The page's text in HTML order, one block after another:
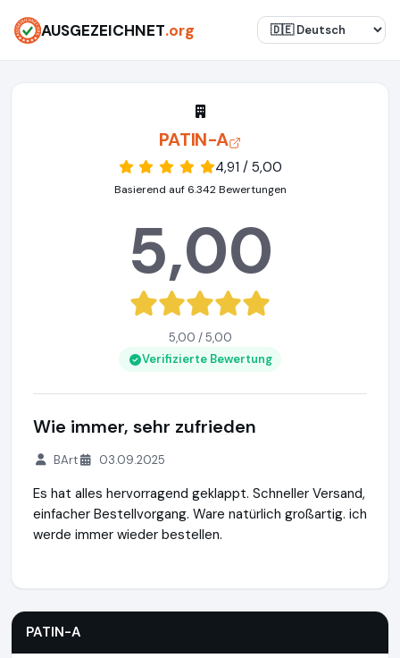
AUSGEZEICHNET.org
PATIN-A
4,91 / 5,00
Basierend auf 6.342 Bewertungen
5,00
5,00 / 5,00
Verifizierte Bewertung
Wie immer, sehr zufrieden
BArt 03.09.2025
Es hat alles hervorragend geklappt. Schneller Versand,
einfacher Bestellvorgang. Ware natürlich großartig. ich
werde immer wieder bestellen.
PATIN-A